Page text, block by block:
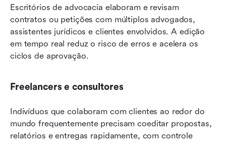
Escritórios de advocacia elaboram e revisam
contratos ou petições com múltiplos advogados,
assistentes jurídicos e clientes envolvidos. A edição
em tempo real reduz o risco de erros e acelera os
ciclos de aprovação.
Freelancers e consultores
Indivíduos que colaboram com clientes ao redor do
mundo frequentemente precisam coeditar propostas,
relatórios e entregas rapidamente, com controle